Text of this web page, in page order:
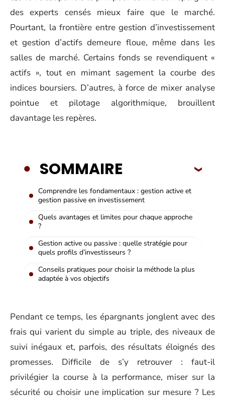
des experts censés mieux faire que le marché.
Pourtant, la frontière entre gestion d’investissement
et gestion d’actifs demeure floue, même dans les
salles de marché. Certains fonds se revendiquent «
actifs », tout en mimant sagement la courbe des
indices boursiers. D’autres, à force de mixer analyse
pointue et pilotage algorithmique, brouillent
davantage les repères.
SOMMAIRE
Comprendre les fondamentaux : gestion active et
gestion passive en investissement
Quels avantages et limites pour chaque approche
?
Gestion active ou passive : quelle stratégie pour
quels profils d’investisseurs ?
Conseils pratiques pour choisir la méthode la plus
adaptée à vos objectifs
Pendant ce temps, les épargnants jonglent avec des
frais qui varient du simple au triple, des niveaux de
suivi inégaux et, parfois, des résultats éloignés des
promesses. Difficile de s’y retrouver : faut-il
privilégier la course à la performance, miser sur la
sécurité ou choisir une implication sur mesure ? Les